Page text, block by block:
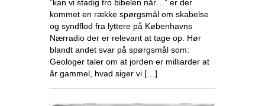
”kan vi stadig tro bibelen når…” er der
kommet en række spørgsmål om skabelse
og syndflod fra lyttere på Københavns
Nærradio der er relevant at tage op. Hør
blandt andet svar på spørgsmål som:
Geologer taler om at jorden er milliarder at
år gammel, hvad siger vi […]